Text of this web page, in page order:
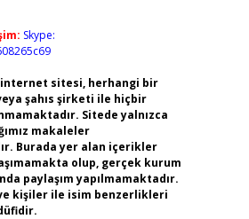
Skype:
internet sitesi, herhangi bir
şahıs şirketi ile hiçbir
Sitede yalnızca
makaleler
Burada yer alan içerikler
olup, gerçek kurum
paylaşım yapılmamaktadır.
kişiler ile isim benzerlikleri